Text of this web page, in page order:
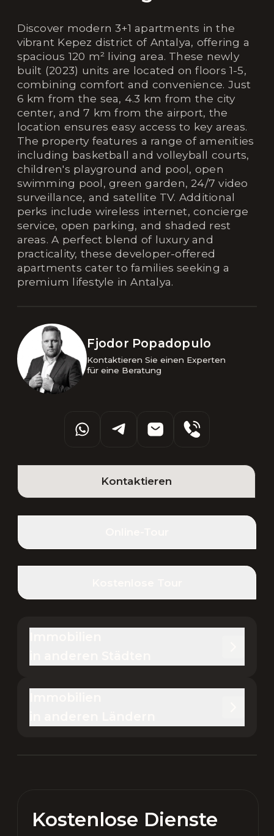
Discover modern 3+1 apartments in the
vibrant Kepez district of Antalya, offering a
spacious 120 m² living area. These newly
built (2023) units are located on floors 1-5,
combining comfort and convenience. Just
6 km from the sea, 4.3 km from the city
center, and 7 km from the airport, the
location ensures easy access to key areas.
The property features a range of amenities
including basketball and volleyball courts,
children's playground and pool, open
swimming pool, green garden, 24/7 video
surveillance, and satellite TV. Additional
perks include wireless internet, concierge
service, open parking, and shaded rest
areas. A perfect blend of luxury and
practicality, these developer-offered
apartments cater to families seeking a
premium lifestyle in Antalya.
Fjodor Popadopulo
Kontaktieren Sie einen Experten
für eine Beratung
Kontaktieren
Kostenlose Dienste